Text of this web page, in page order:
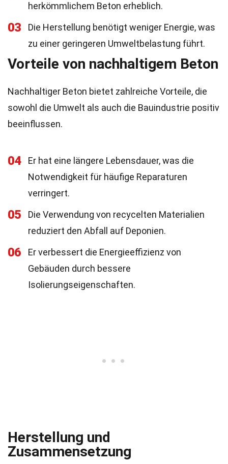
herkömmlichem Beton erheblich.
03
Die Herstellung benötigt weniger Energie, was
zu einer geringeren Umweltbelastung führt.
Vorteile von nachhaltigem Beton
Nachhaltiger Beton bietet zahlreiche Vorteile, die
sowohl die Umwelt als auch die Bauindustrie positiv
beeinflussen.
04
Er hat eine längere Lebensdauer, was die
Notwendigkeit für häufige Reparaturen
verringert.
05
Die Verwendung von recycelten Materialien
reduziert den Abfall auf Deponien.
06
Er verbessert die Energieeffizienz von
Gebäuden durch bessere
Isolierungseigenschaften.
Herstellung und
Zusammensetzung